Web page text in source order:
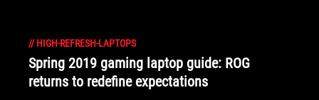
// HIGH-REFRESH-LAPTOPS
Spring 2019 gaming laptop guide: ROG
returns to redefine expectations